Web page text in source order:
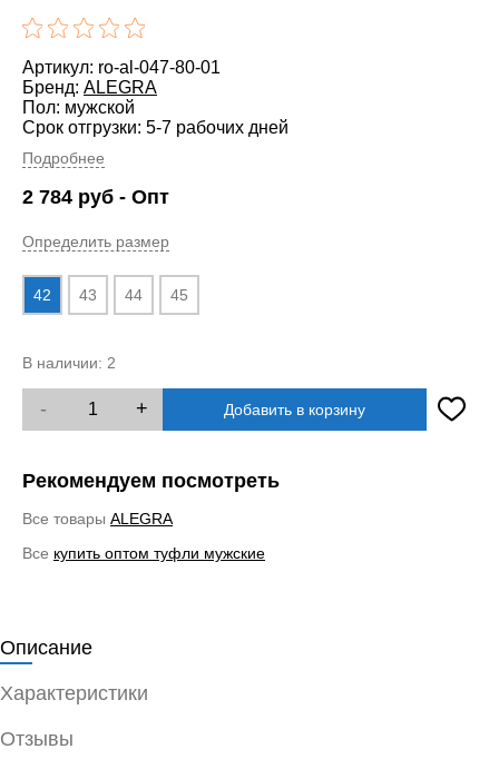
Артикул: ro-al-047-80-01
Бренд: ALEGRA
Пол: мужской
Срок отгрузки: 5-7 рабочих дней
Подробнее
2 784 руб - Опт
Определить размер
42 43 44 45
В наличии: 2
- + Добавить в корзину
Рекомендуем посмотреть
Все товары ALEGRA
Все купить оптом туфли мужские
Описание
Характеристики
Отзывы